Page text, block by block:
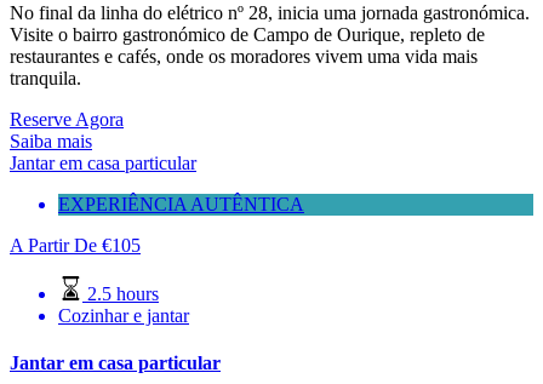
No final da linha do elétrico nº 28, inicia uma jornada gastronómica.
Visite o bairro gastronómico de Campo de Ourique, repleto de
restaurantes e cafés, onde os moradores vivem uma vida mais
tranquila.
Reserve Agora
Saiba mais
Jantar em casa particular
EXPERIÊNCIA AUTÊNTICA
A Partir De €105
2.5 hours
Cozinhar e jantar
Jantar em casa particular